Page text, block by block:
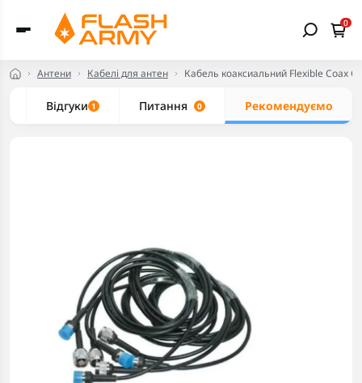
0
Антени Кабелі для антен Кабель коаксиальний Flexible Coax
Відгуки 1 Питання 0 Рекомендуємо